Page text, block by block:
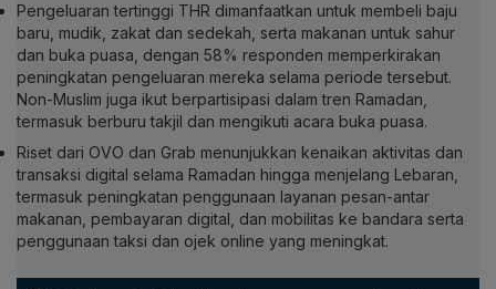
Pengeluaran tertinggi THR dimanfaatkan untuk membeli baju
baru, mudik, zakat dan sedekah, serta makanan untuk sahur
dan buka puasa, dengan 58% responden memperkirakan
peningkatan pengeluaran mereka selama periode tersebut.
Non-Muslim juga ikut berpartisipasi dalam tren Ramadan,
termasuk berburu takjil dan mengikuti acara buka puasa.
Riset dari OVO dan Grab menunjukkan kenaikan aktivitas dan
transaksi digital selama Ramadan hingga menjelang Lebaran,
termasuk peningkatan penggunaan layanan pesan-antar
makanan, pembayaran digital, dan mobilitas ke bandara serta
penggunaan taksi dan ojek online yang meningkat.